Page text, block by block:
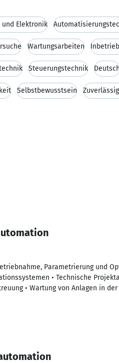
Elektronik
Wartungsarbeiten
Steuerungstechnik
Selbstbewusstsein
Parametrierung und
• Technische
• Wartung von Anlagen in der